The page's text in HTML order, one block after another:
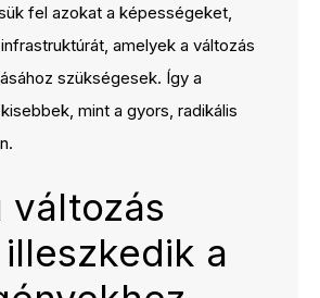
fel azokat a képességeket,
amelyek a változás
szükségesek. Így a
mint a gyors, radikális
változás
a